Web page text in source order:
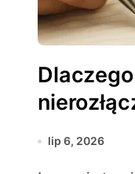
lip 6, 2026